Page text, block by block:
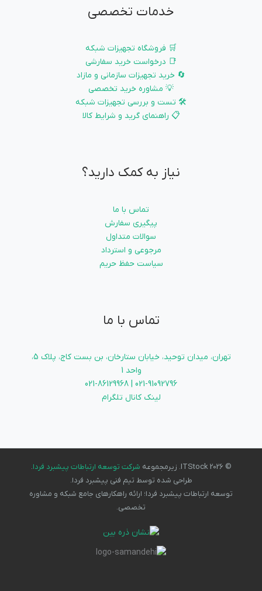
خدمات تخصصی
🛒 فروشگاه تجهیزات شبکه
📑 درخواست خرید سفارشی
🔄 خرید تجهیزات سازمانی و مازاد
💡 مشاوره خرید تخصصی
🛠️ تست و بررسی تجهیزات شبکه
📋 راهنمای گرید و شرایط کالا
نیاز به کمک دارید؟
تماس با ما
پیگیری سفارش
سوالات متداول
مرجوعی و استرداد
سیاست حفظ حریم
تماس با ما
تهران، میدان توحید، خیابان ستارخان، بن بست کاج، پلاک 5،
واحد 1
021-91092796 | 021-86129968
لینک کانال تلگرام
© 2026 ITStock. زیرمجموعه شرکت توسعه ارتباطات پیشبرد فردا.
طراحی شده توسط تیم فنی پیشبرد فردا.
توسعه ارتباطات پیشبرد فردا؛ ارائه راهکارهای جامع شبکه و مشاوره
تخصصی.